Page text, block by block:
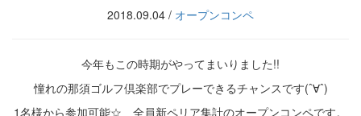
2018.09.04 / オープンコンペ
今年もこの時期がやってまいりました!!
憧れの那須ゴルフ倶楽部でプレーできるチャンスです(ˆ∀ˆ)
1名様から参加可能☆ 全員新ペリア集計のオープンコンペです。